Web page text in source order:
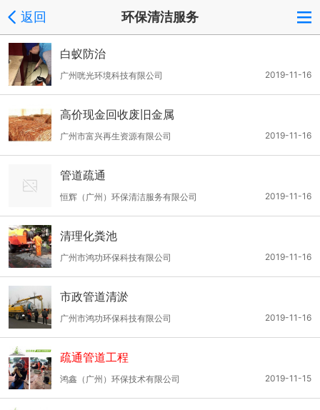
返回 环保清洁服务
白蚁防治
2019-11-16
广州咣光环境科技有限公司
高价现金回收废旧金属
2019-11-16
广州市富兴再生资源有限公司
管道疏通
2019-11-16
恒辉（广州）环保清洁服务有限公司
清理化粪池
2019-11-16
广州市鸿功环保科技有限公司
市政管道清淤
2019-11-16
广州市鸿功环保科技有限公司
疏通管道工程
2019-11-15
鸿鑫（广州）环保技术有限公司